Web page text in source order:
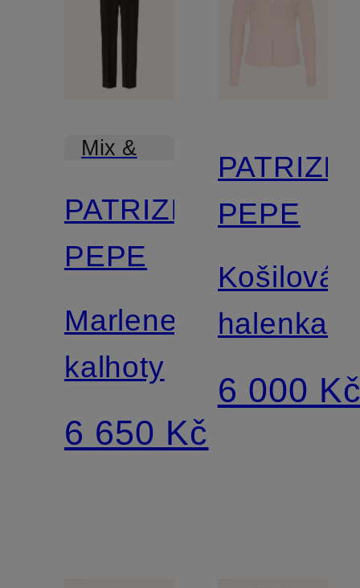
Mix &
PATRIZIA
PEPE
Marlene
kalhoty
6 650 Kč
PATRIZIA
PEPE
Košilová
halenka
6 000